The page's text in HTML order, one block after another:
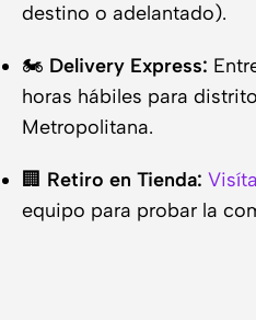
destino o adelantado).
🏍️ Delivery Express:
horas hábiles para
Metropolitana.
🏢 Retiro en Tienda:
equipo para probar la